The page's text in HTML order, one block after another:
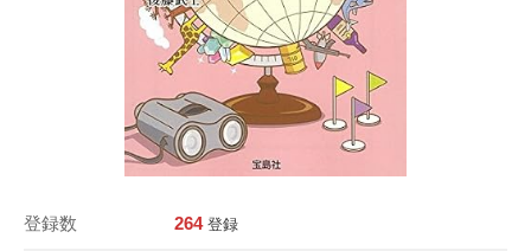
登録数 264 登録